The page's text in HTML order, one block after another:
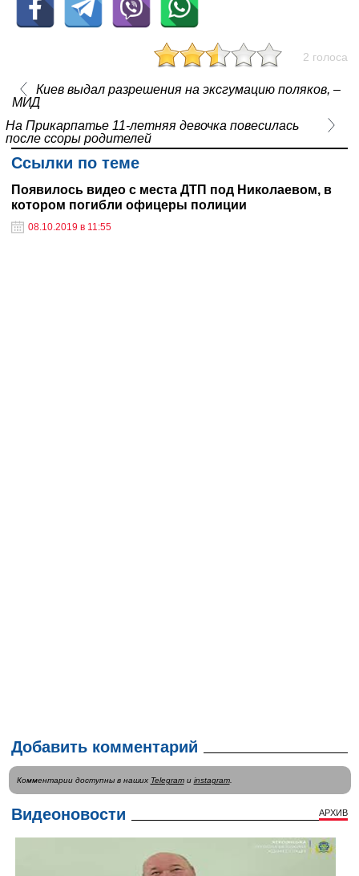
2 голоса
Киев выдал разрешения на эксгумацию поляков, –
МИД
На Прикарпатье 11-летняя девочка повесилась
после ссоры родителей
Ссылки по теме
Появилось видео с места ДТП под Николаевом, в
котором погибли офицеры полиции
08.10.2019 в 11:55
Добавить комментарий
Комментарии доступны в наших Telegramи instagram.
Видеоновости АРХИВ